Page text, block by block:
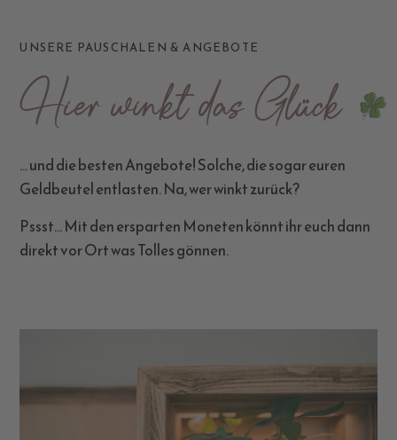
UNSERE PAUSCHALEN & ANGEBOTE
Hier winkt das Glück
… und die besten Angebote! Solche, die sogar euren
Geldbeutel entlasten. Na, wer winkt zurück?
Pssst… Mit den ersparten Moneten könnt ihr euch dann
direkt vor Ort was Tolles gönnen.